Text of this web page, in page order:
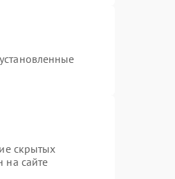
скрытых
на сайте